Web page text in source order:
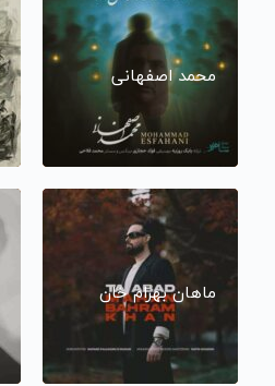
محمد اصفهانی
ماهان بهرام خان